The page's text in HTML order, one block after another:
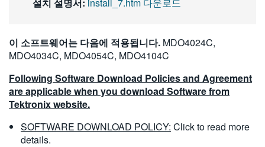
이 소프트웨어는 다음에 적용됩니다. MDO4024C,
MDO4034C, MDO4054C, MDO4104C
Following Software Download Policies and Agreement
are applicable when you download Software from
Tektronix website.
SOFTWARE DOWNLOAD POLICY: Click to read more
details.